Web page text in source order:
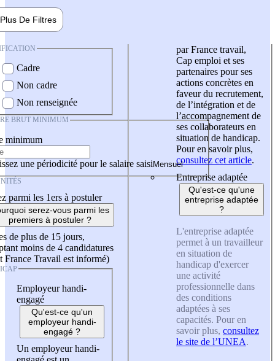
Plus De Filtres
Cadre
Non cadre
Non renseignée
BRUT MINIMUM
minimum
une périodicité pour le salaire saisi
parmi les 1ers à postuler
serez-vous parmi les
premiers à postuler ?
de plus de 15 jours,
moins de 4 candidatures
France Travail est informé)
Employeur handi-
engagé
Qu'est-ce qu'un
employeur handi-
engagé ?
Un employeur handi-
par France travail,
Cap emploi et ses
partenaires pour ses
actions concrètes en
faveur du recrutement,
de l’intégration et de
l’accompagnement de
ses collaborateurs en
situation de handicap.
Pour en savoir plus,
consultez cet article.
Entreprise adaptée
Qu'est-ce qu'une
entreprise adaptée
?
L'entreprise adaptée
permet à un travailleur
en situation de
handicap d'exercer
une activité
professionnelle dans
des conditions
adaptées à ses
capacités. Pour en
savoir plus, consultez
le site de l’UNEA.